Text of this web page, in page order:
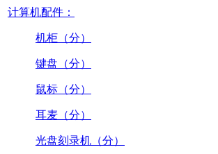
计算机配件：
机柜（分）
键盘（分）
鼠标（分）
耳麦（分）
光盘刻录机（分）